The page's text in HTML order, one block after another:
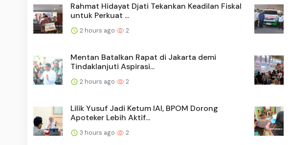
Rahmat Hidayat Djati Tekankan Keadilan Fiskal
untuk Perkuat ...
2 hours ago 2
Mentan Batalkan Rapat di Jakarta demi
Tindaklanjuti Aspirasi...
2 hours ago 2
Lilik Yusuf Jadi Ketum IAI, BPOM Dorong
Apoteker Lebih Aktif...
3 hours ago 2